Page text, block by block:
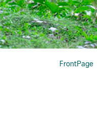
FrontPage